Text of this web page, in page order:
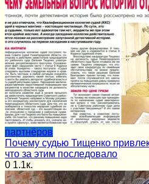
партнёров
Почему судью Тищенко
что за этим последовало
0 1.1к.